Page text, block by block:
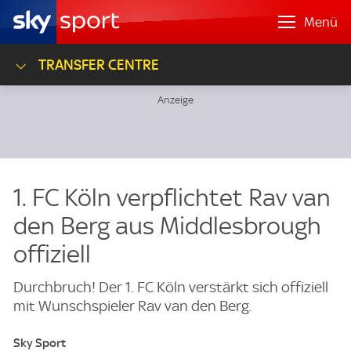
Menü
TRANSFER CENTRE
1. FC Köln verpflichtet Rav van
den Berg aus Middlesbrough
offiziell
Durchbruch! Der 1. FC Köln verstärkt sich offiziell
mit Wunschspieler Rav van den Berg.
Sky Sport